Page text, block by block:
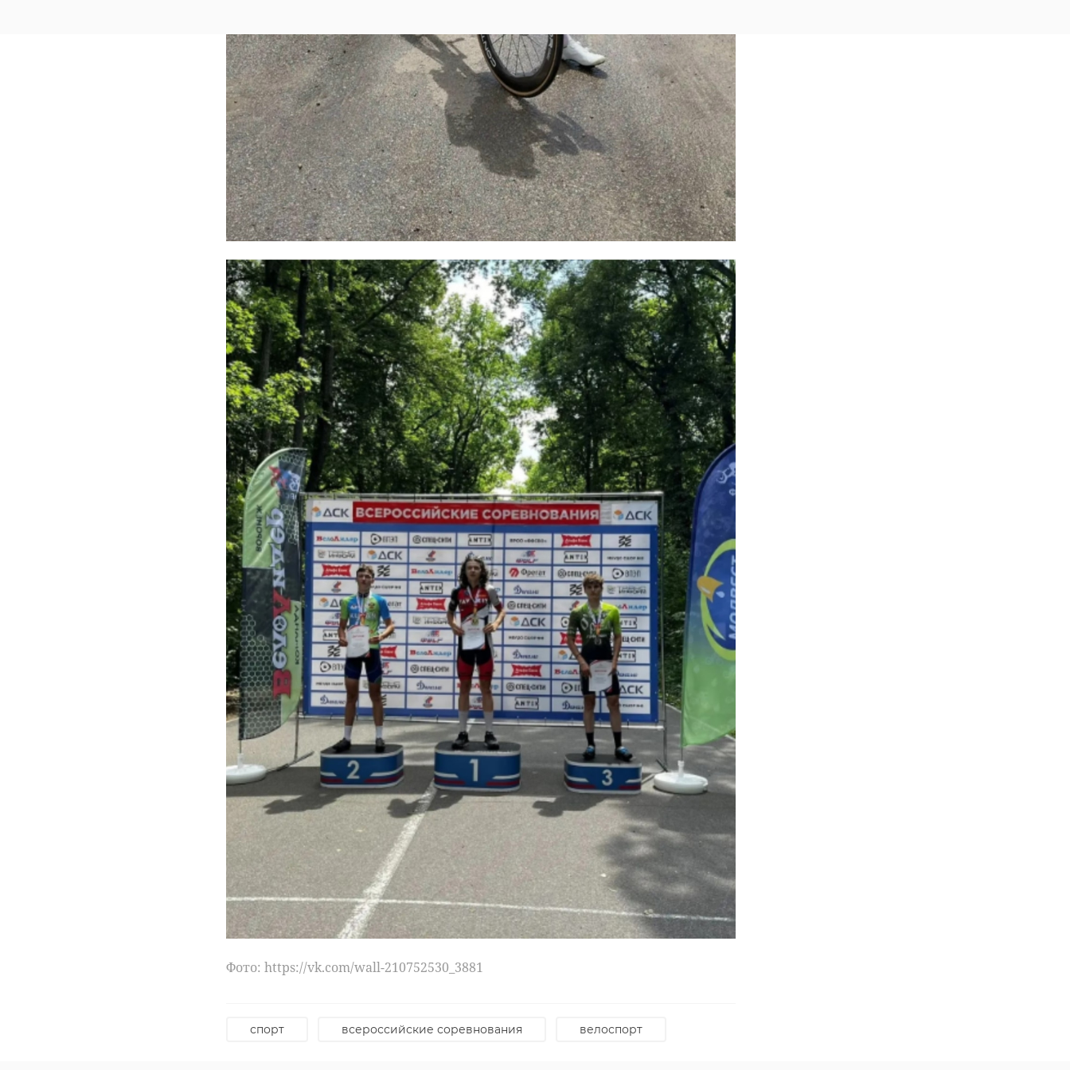
Фото: https://vk.com/wall-210752530_3881
спорт всероссийские соревнования велоспорт